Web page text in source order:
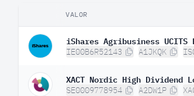
VALOR
iShares Agribusiness UCITS
IE00B6R52143 A1JKQK
XACT Nordic High Dividend
SE0009778954 A2DW1P